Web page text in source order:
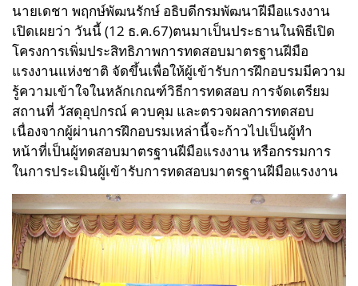
นายเดชา พฤกษ์พัฒนรักษ์ อธิบดีกรมพัฒนาฝีมือแรงงาน
เปิดเผยว่า วันนี้ (12 ธ.ค.67)ตนมาเป็นประธานในพิธีเปิด
โครงการเพิ่มประสิทธิภาพการทดสอบมาตรฐานฝีมือ
แรงงานแห่งชาติ จัดขึ้นเพื่อให้ผู้เข้ารับการฝึกอบรมมีความ
รู้ความเข้าใจในหลักเกณฑ์วิธีการทดสอบ การจัดเตรียม
สถานที่ วัสดุอุปกรณ์ ควบคุม และตรวจผลการทดสอบ
เนื่องจากผู้ผ่านการฝึกอบรมเหล่านี้จะก้าวไปเป็นผู้ทำ
หน้าที่เป็นผู้ทดสอบมาตรฐานฝีมือแรงงาน หรือกรรมการ
ในการประเมินผู้เข้ารับการทดสอบมาตรฐานฝีมือแรงงาน